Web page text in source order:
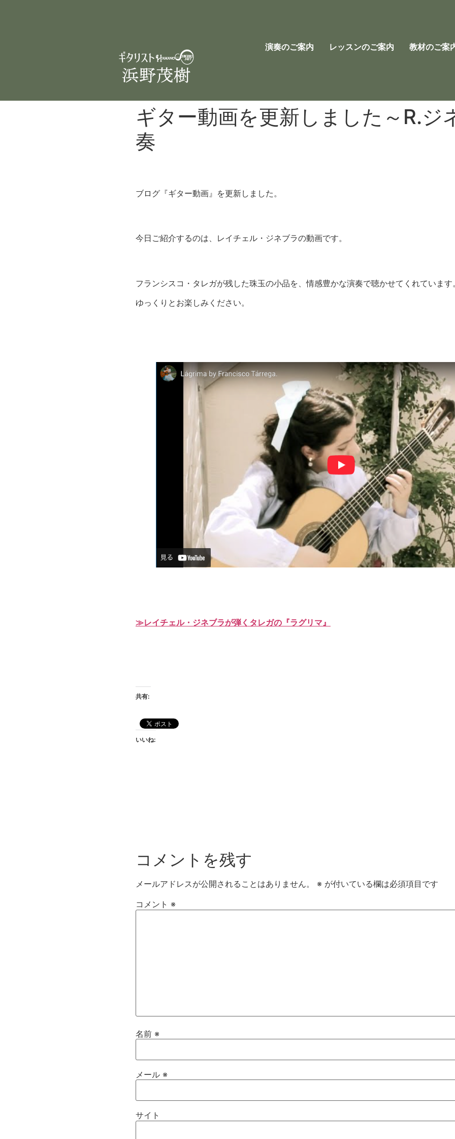
演奏のご案内 レッスンのご案内 教材のご案
ギター動画を更新しました～R.ジ
奏
ブログ『ギター動画』を更新しました。
今日ご紹介するのは、レイチェル・ジネブラの動画です。
フランシスコ・タレガが残した珠玉の小品を、情感豊かな演奏で聴かせてくれています
ゆっくりとお楽しみください。
≫レイチェル・ジネブラが弾くタレガの『ラグリマ』
共有:
いいね:
コメントを残す
メールアドレスが公開されることはありません。 ※ が付いている欄は必須項目です
コメント ※
名前 ※
メール ※
サイト